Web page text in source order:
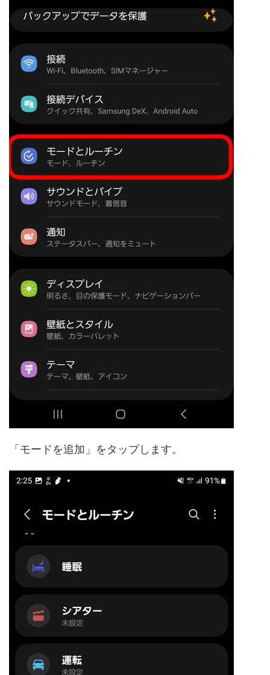
「モードを追加」をタップします。